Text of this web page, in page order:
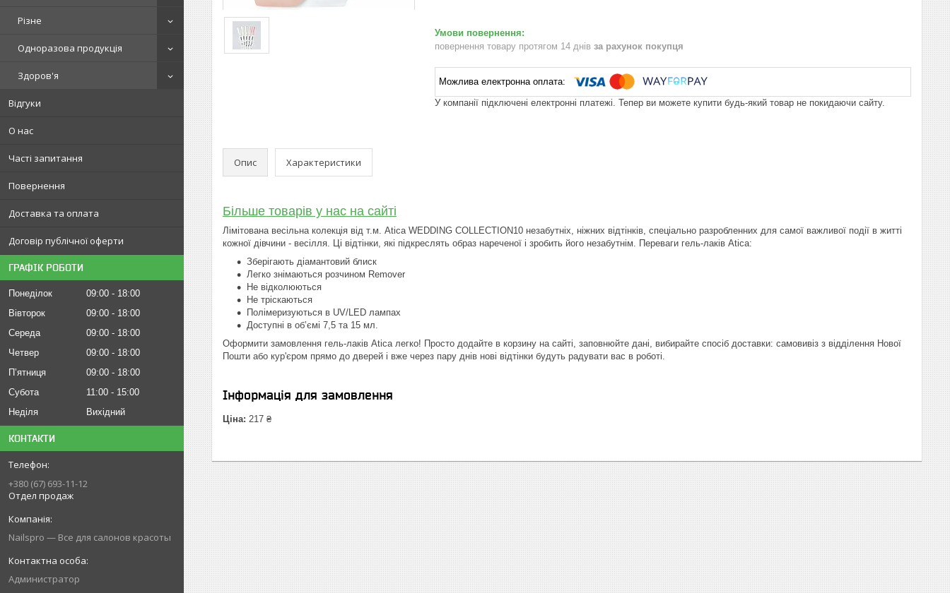
Різне
Одноразова продукція
Здоров'я
Відгуки
О нас
Часті запитання
Повернення
Доставка та оплата
Договір публічної оферти
ГРАФІК РОБОТИ
Понеділок 09:00
18:00
Вівторок
09:00
18:00
Середа
09:00
18:00
Четвер
09:00
18:00
Пʼятниця
09:00
18:00
Субота
11:00
15:00
Неділя
Вихідний
КОНТАКТИ
+380 (67) 693-11-12
Отдел продаж
Nailspro — Все для салонов красоты
Администратор
повернення товару протягом 14 днів за рахунок покупця
У компанії підключені електронні платежі. Тепер ви можете купити будь-який товар не покидаючи сайту.
Опис Характеристики
Більше товарів у нас на сайті
Лімітована весільна колекція від т.м. Atica WEDDING COLLECTION10 незабутніх, ніжних відтінків, спеціально разробленних для самої важливої події в житті
кожної дівчини - весілля. Ці відтінки, які підкреслять образ нареченої і зробить його незабутнім. Переваги гель-лаків Atica:
Зберігають діамантовий блиск
Легко знімаються розчином Remover
Не відколюються
Не тріскаються
Полімеризуються в UV/LED лампах
Доступні в об’ємі 7,5 та 15 мл.
Оформити замовлення гель-лаків Atica легко! Просто додайте в корзину на сайті, заповнюйте дані, вибирайте спосіб доставки: самовивіз з відділення Нової
Пошти або кур'єром прямо до дверей і вже через пару днів нові відтінки будуть радувати вас в роботі.
Інформація для замовлення
Ціна: 217 ₴